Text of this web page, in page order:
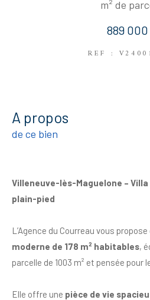
m² de
889
REF :
a propos
de ce bien
Villeneuve-lès-Maguelone –
plain-pied
L’Agence du Courreau vous
moderne de 178 m² habitables,
parcelle de 1003 m² et pensée pour
Elle offre une pièce de vie